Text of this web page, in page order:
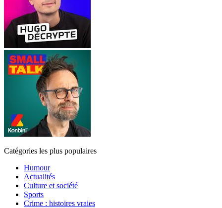
Catégories les plus populaires
Humour
Actualités
Culture et société
Sports
Crime : histoires vraies